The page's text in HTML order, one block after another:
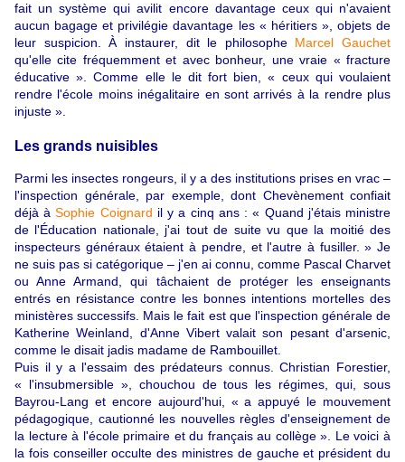
fait un système qui avilit encore davantage ceux qui n'avaient
aucun bagage et privilégie davantage les « héritiers », objets de
leur suspicion. À instaurer, dit le philosophe Marcel Gauchet
qu'elle cite fréquemment et avec bonheur, une vraie « fracture
éducative ». Comme elle le dit fort bien, « ceux qui voulaient
rendre l'école moins inégalitaire en sont arrivés à la rendre plus
injuste ».
Les grands nuisibles
Parmi les insectes rongeurs, il y a des institutions prises en vrac –
l'inspection générale, par exemple, dont Chevènement confiait
déjà àSophie Coignard il y a cinq ans : « Quand j'étais ministre
de l'Éducation nationale, j'ai tout de suite vu que la moitié des
inspecteurs généraux étaient à pendre, et l'autre à fusiller. » Je
ne suis pas si catégorique – j'en ai connu, comme Pascal Charvet
ou Anne Armand, qui tâchaient de protéger les enseignants
entrés en résistance contre les bonnes intentions mortelles des
ministères successifs. Mais le fait est que l'inspection générale de
Katherine Weinland, d'Anne Vibert valait son pesant d'arsenic,
comme le disait jadis madame de Rambouillet.
Puis il y a l'essaim des prédateurs connus. Christian Forestier,
« l'insubmersible », chouchou de tous les régimes, qui, sous
Bayrou-Lang et encore aujourd'hui, « a appuyé le mouvement
pédagogique, cautionné les nouvelles règles d'enseignement de
la lecture à l'école primaire et du français au collège ». Le voici à
la fois conseiller occulte des ministres de gauche et président du